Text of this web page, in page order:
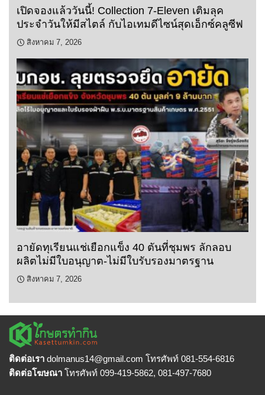
เปิดจองแล้ววันนี้! Collection 7-Eleven เติมลุค
ประจำวันให้มีสไตล์ กับไอเทมดีไซน์สุดเอ็กซ์คลูซีฟ
สิงหาคม 7, 2026
อายัดทุเรียนแช่เยือกแข็ง 40 ตันที่ชุมพร ลักลอบ
ผลิตไม่มีใบอนุญาต-ไม่มีใบรับรองมาตรฐาน
สิงหาคม 7, 2026
ติดต่อเรา dolmanus14@gmail.com โทรศัพท์ 081-554-6816
ติดต่อโฆษณา โทรศัพท์ 099-419-5862, 081-497-7680